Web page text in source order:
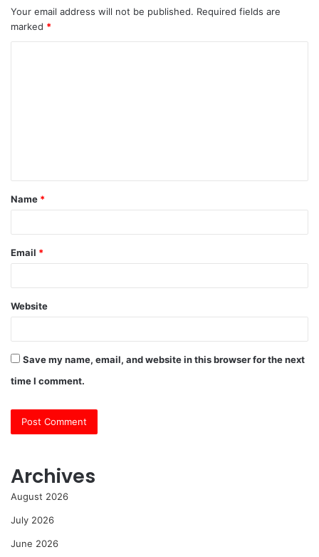
Your email address will not be published. Required fields are
marked *
t
*
Name *
Email *
Website
Save my name, email, and website in this browser for the next
time I comment.
Archives
August 2026
July 2026
June 2026